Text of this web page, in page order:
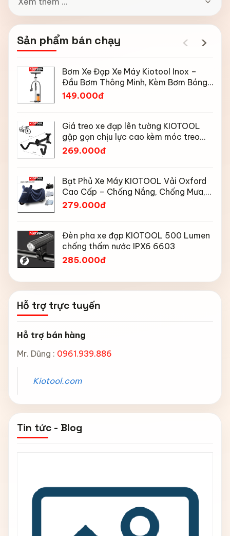
Sản phẩm bán chạy ‹ ›
Bơm Xe Đạp Xe Máy Kiotool Inox –
Đầu Bơm Thông Minh, Kèm Bơm Bóng,
Đồng Hồ 160 PSI
149.000đ
Giá treo xe đạp lên tường KIOTOOL
gập gọn chịu lực cao kèm móc treo
mũ bảo hiểm
269.000đ
Bạt Phủ Xe Máy KIOTOOL Vải Oxford
Cao Cấp – Chống Nắng, Chống Mưa,
Chống Bụi, Chống Tia UV, Có Phản
279.000đ
Đèn pha xe đạp KIOTOOL 500 Lumen
chống thấm nước IPX6 6603
285.000đ
Hỗ trợ trực tuyến
Hỗ trợ bán hàng
Mr. Dũng : 0961.939.886
Kiotool.com
Tin tức - Blog